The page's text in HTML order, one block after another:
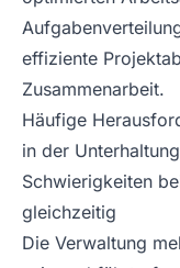
effiziente
Zusammenarbeit.
Häufige
in der
Schwierigkeiten
gleichzeitig
Die Verwaltung